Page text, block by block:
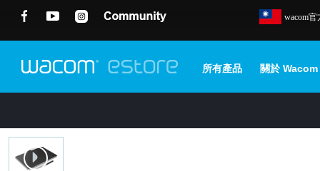
wacom
所有產品 關於 Wacom